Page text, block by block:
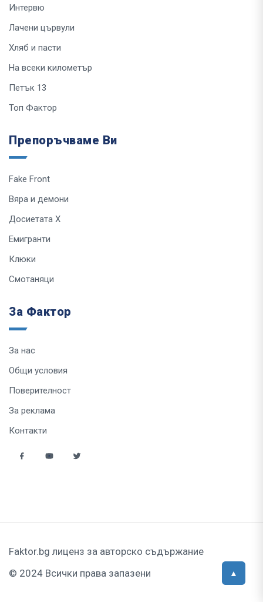
Интервю
Лачени цървули
Хляб и пасти
На всеки километър
Петък 13
Топ Фактор
Препоръчваме Ви
Fake Front
Вяра и демони
Досиетата Х
Емигранти
Клюки
Смотаняци
За Фактор
За нас
Общи условия
Поверителност
За реклама
Контакти
Faktor.bg лиценз за авторско съдържание
© 2024 Всички права запазени